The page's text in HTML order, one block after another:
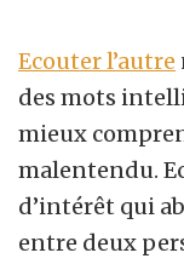
Ecouter l’autre
des mots
mieux
malentendu.
d’intérêt qui
entre deux